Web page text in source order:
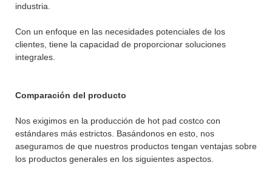
industria.
Con un enfoque en las necesidades potenciales de los
clientes, tiene la capacidad de proporcionar soluciones
integrales.
Comparación del producto
Nos exigimos en la producción de hot pad costco con
estándares más estrictos. Basándonos en esto, nos
aseguramos de que nuestros productos tengan ventajas sobre
los productos generales en los siguientes aspectos.